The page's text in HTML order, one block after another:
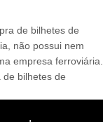
de bilhetes de
não possui nem
empresa ferroviária.
de bilhetes de